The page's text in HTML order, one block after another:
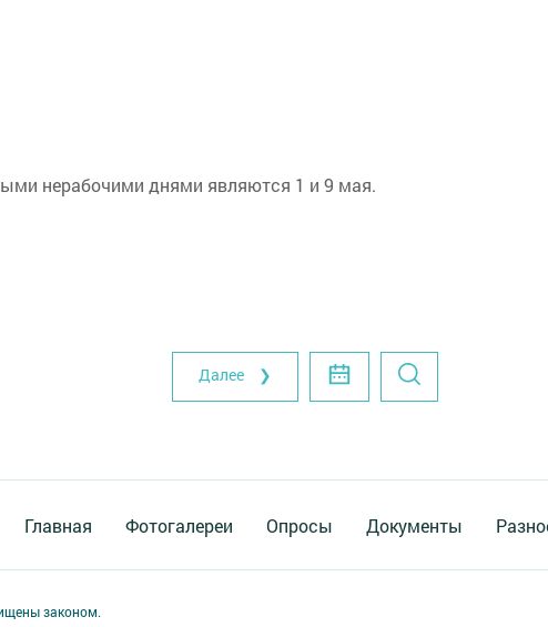
нерабочими днями являются 1 и 9 мая.
Далее ❯
Главная Фотогалереи Опросы Документы
законом.